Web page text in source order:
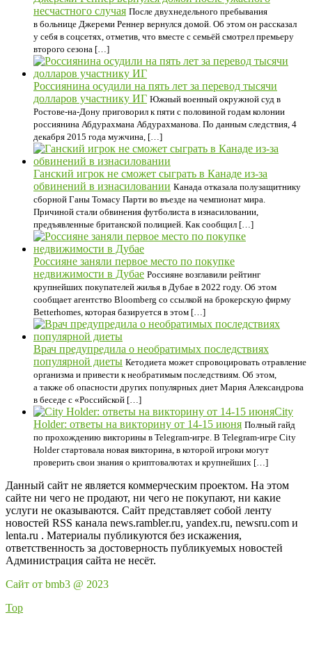
несчастного случая После двухнедельного пребывания
в больнице Джереми Реннер вернулся домой. Об этом он рассказал
у себя в соцсетях, отметив, что вместе с семьёй смотрел премьеру
второго сезона […]
Россиянина осудили на пять лет за перевод тысячи
долларов участнику ИГ Южный военный окружной суд в
Ростове-на-Дону приговорил к пяти с половиной годам колонии
россиянина Абдурахмана Абдурахманова. По данным следствия, 4
декабря 2015 года мужчина, […]
Ганский игрок не сможет сыграть в Канаде из-за
обвинений в изнасиловании Канада отказала полузащитнику
сборной Ганы Томасу Парти во въезде на чемпионат мира.
Причиной стали обвинения футболиста в изнасиловании,
предъявленные британской полицией. Как сообщил […]
Россияне заняли первое место по покупке
недвижимости в Дубае Россияне возглавили рейтинг
крупнейших покупателей жилья в Дубае в 2022 году. Об этом
сообщает агентство Bloomberg со ссылкой на брокерскую фирму
Betterhomes, которая базируется в этом […]
Врач предупредила о необратимых последствиях
популярной диеты Кетодиета может спровоцировать отравление
организма и привести к необратимым последствиям. Об этом,
а также об опасности других популярных диет Мария Александрова
в беседе с «Российской […]
City
Holder: ответы на викторину от 14-15 июня Полный гайд
по прохождению викторины в Telegram-игре. В Telegram-игре City
Holder стартовала новая викторина, в которой игроки могут
проверить свои знания о криптовалютах и крупнейших […]
Данный сайт не является коммерческим проектом. На этом
сайте ни чего не продают, ни чего не покупают, ни какие
услуги не оказываются. Сайт представляет собой ленту
новостей RSS канала news.rambler.ru, yandex.ru, newsru.com и
lenta.ru . Материалы публикуются без искажения,
ответственность за достоверность публикуемых новостей
Администрация сайта не несёт.
Сайт от bmb3 @ 2023
Top